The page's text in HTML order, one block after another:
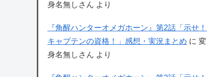
身名無しさん より
『角醒ハンターオメガホーン』第2話「示せ！
キャプテンの資格！」感想・実況まとめ に 変
身名無しさん より